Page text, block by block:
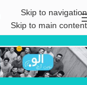
Skip to navigation
Skip to main content